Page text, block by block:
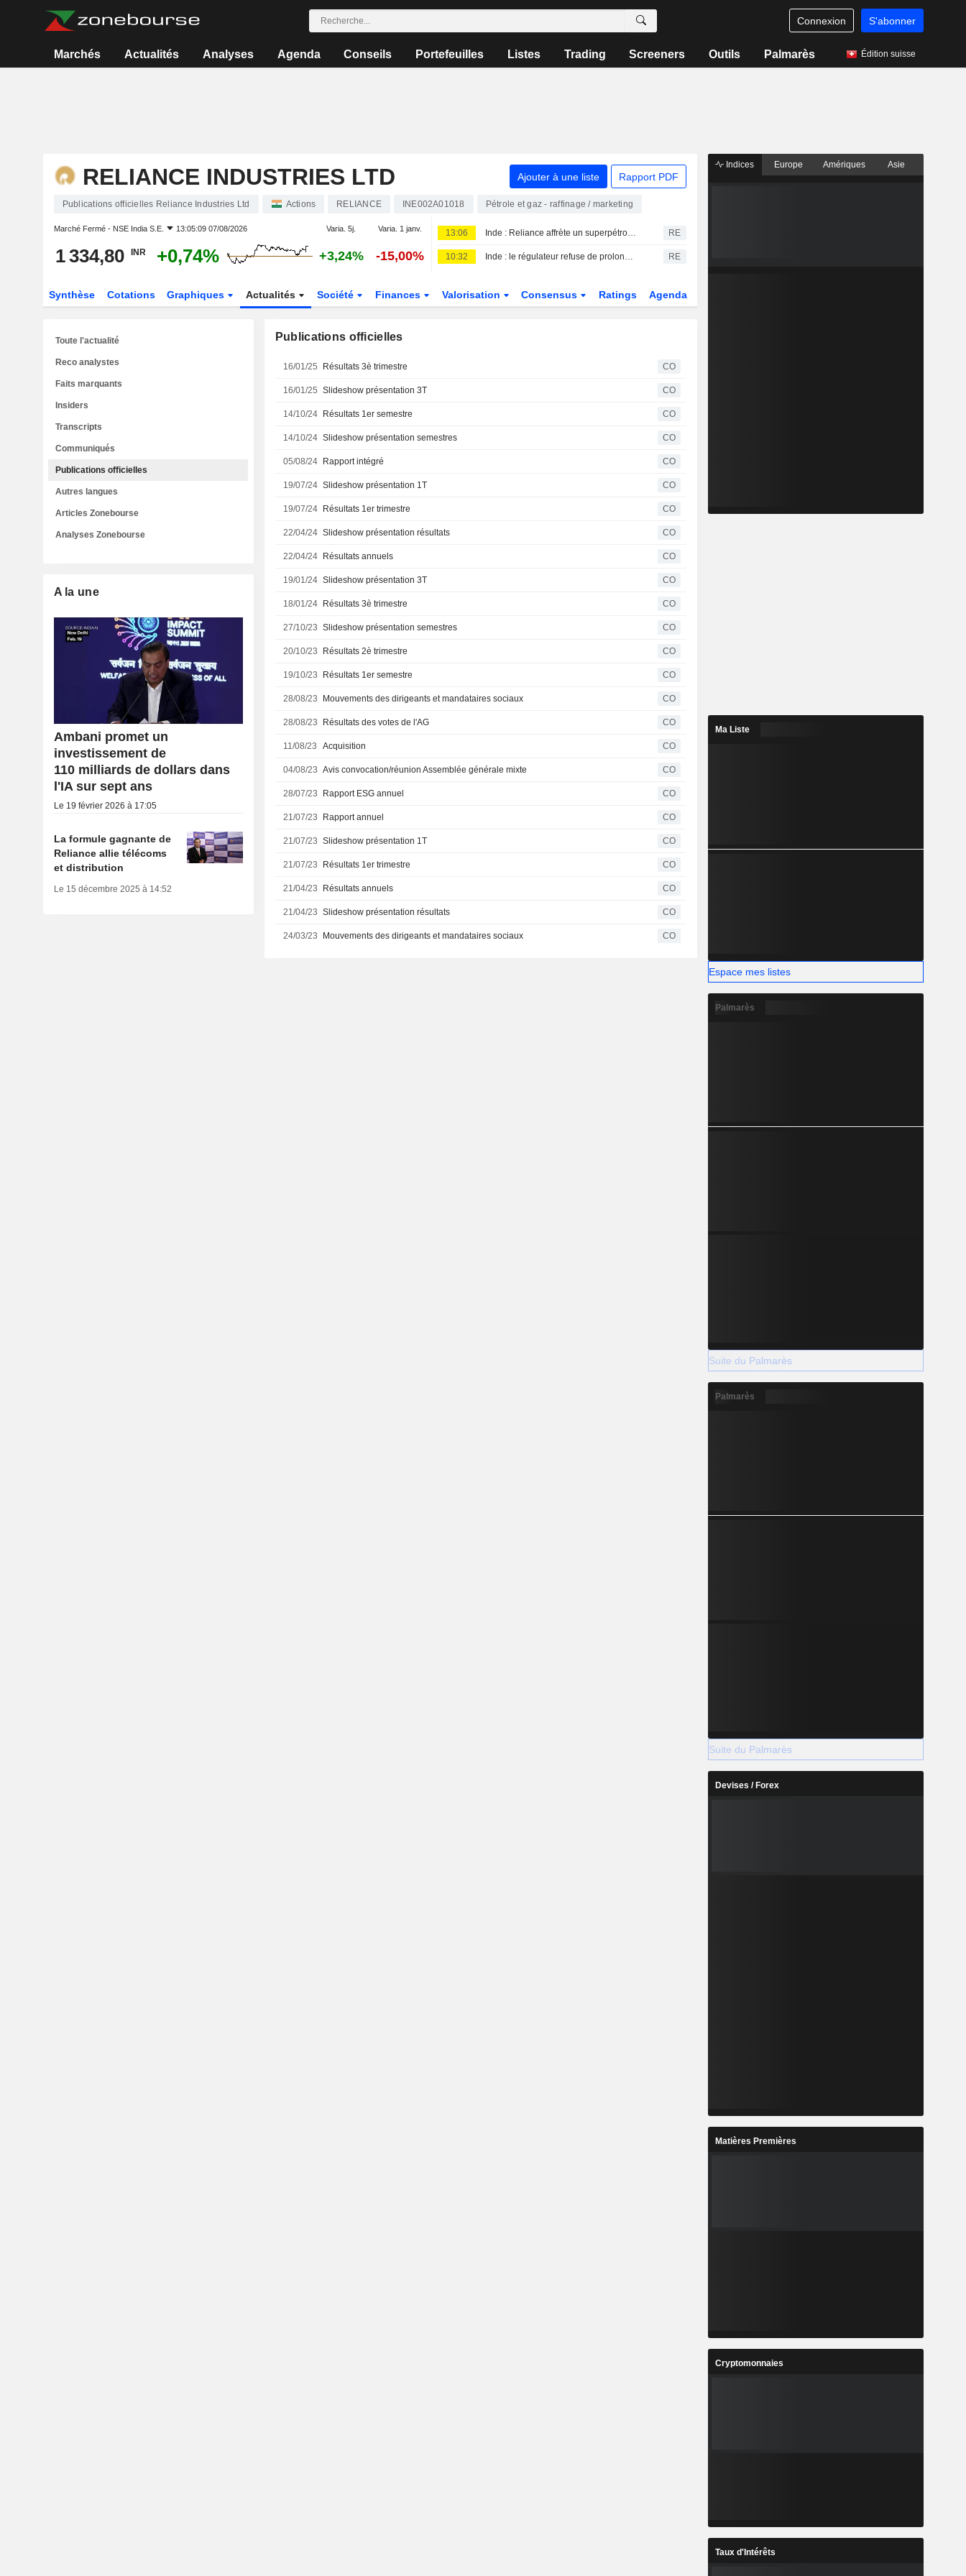
Connexion S'abonner
Marchés Actualités Analyses Agenda Conseils Portefeuilles Listes Trading Screeners Outils Palmarès Édition suisse
RELIANCE INDUSTRIES LTD Ajouter à une liste Rapport PDF
Publications officielles Reliance Industries Ltd Actions RELIANCE INE002A01018 Pétrole et gaz - raffinage / marketing
Marché Fermé - NSE India S.E. 13:05:09 07/08/2026 Varia. 5j. Varia. 1 janv.
1 334,80 INR +0,74% +3,24% -15,00%
13:06 Inde : Reliance affrète un superpétrolier à un prix record pour charger du brut irakien RE
10:32 Inde : le régulateur refuse de prolonger le délai pour l'étiquetage " boisson énergisante », au grand dam des industriels RE
Synthèse Cotations Graphiques Actualités Société Finances Valorisation Consensus Ratings Agenda
Publications officielles
16/01/25 Résultats 3è trimestre CO
16/01/25 Slideshow présentation 3T CO
14/10/24 Résultats 1er semestre CO
14/10/24 Slideshow présentation semestres CO
05/08/24 Rapport intégré CO
19/07/24 Slideshow présentation 1T CO
19/07/24 Résultats 1er trimestre CO
22/04/24 Slideshow présentation résultats CO
22/04/24 Résultats annuels CO
19/01/24 Slideshow présentation 3T CO
18/01/24 Résultats 3è trimestre CO
27/10/23 Slideshow présentation semestres CO
20/10/23 Résultats 2è trimestre CO
19/10/23 Résultats 1er semestre CO
28/08/23 Mouvements des dirigeants et mandataires sociaux CO
28/08/23 Résultats des votes de l'AG CO
11/08/23 Acquisition CO
04/08/23 Avis convocation/réunion Assemblée générale mixte CO
28/07/23 Rapport ESG annuel CO
21/07/23 Rapport annuel CO
21/07/23 Slideshow présentation 1T CO
21/07/23 Résultats 1er trimestre CO
21/04/23 Résultats annuels CO
21/04/23 Slideshow présentation résultats CO
24/03/23 Mouvements des dirigeants et mandataires sociaux CO
Toute l'actualité
Reco analystes
Faits marquants
Insiders
Transcripts
Communiqués
Publications officielles
Autres langues
Articles Zonebourse
Analyses Zonebourse
A la une
Ambani promet un
investissement de
110 milliards de dollars dans
l'IA sur sept ans
Le 19 février 2026 à 17:05
La formule gagnante de
Reliance allie télécoms
et distribution
Le 15 décembre 2025 à 14:52
Indices Europe Amériques Asie
Ma Liste
Espace mes listes
Palmarès
Suite du Palmarès
Palmarès
Suite du Palmarès
Devises / Forex
Matières Premières
Cryptomonnaies
Taux d'Intérêts